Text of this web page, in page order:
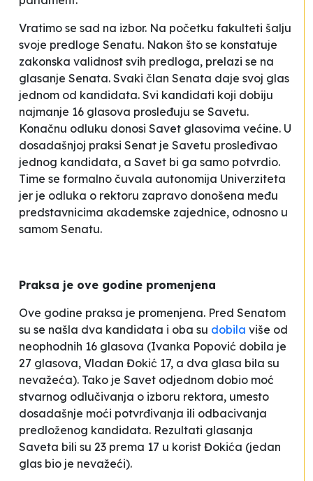
Vratimo se sad na izbor. Na početku fakulteti šalju
svoje predloge Senatu. Nakon što se konstatuje
zakonska validnost svih predloga, prelazi se na
glasanje Senata. Svaki član Senata daje svoj glas
jednom od kandidata. Svi kandidati koji dobiju
najmanje 16 glasova prosleđuju se Savetu.
Konačnu odluku donosi Savet glasovima većine. U
dosadašnjoj praksi Senat je Savetu prosleđivao
jednog kandidata, a Savet bi ga samo potvrdio.
Time se formalno čuvala autonomija Univerziteta
jer je odluka o rektoru zapravo donošena među
predstavnicima akademske zajednice, odnosno u
samom Senatu.
Praksa je ove godine promenjena
Ove godine praksa je promenjena. Pred Senatom
su se našla dva kandidata i oba su dobila više od
neophodnih 16 glasova (Ivanka Popović dobila je
27 glasova, Vladan Đokić 17, a dva glasa bila su
nevažeća). Tako je Savet odjednom dobio moć
stvarnog odlučivanja o izboru rektora, umesto
dosadašnje moći potvrđivanja ili odbacivanja
predloženog kandidata. Rezultati glasanja
Saveta bili su 23 prema 17 u korist Đokića (jedan
glas bio je nevažeći).